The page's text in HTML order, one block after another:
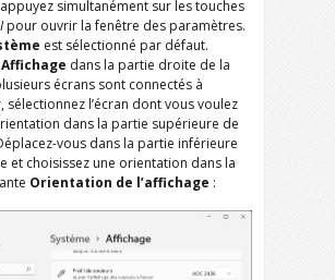
appuyez simultanément sur les touches
Ipour ouvrir la fenêtre des paramètres.
est sélectionné par défaut.
Affichage dans la partie droite de la
écrans sont connectés à
sélectionnez l’écran dont vous voulez
dans la partie supérieure de
vous dans la partie inférieure
et choisissez une orientation dans la
Orientation de l’affichage :